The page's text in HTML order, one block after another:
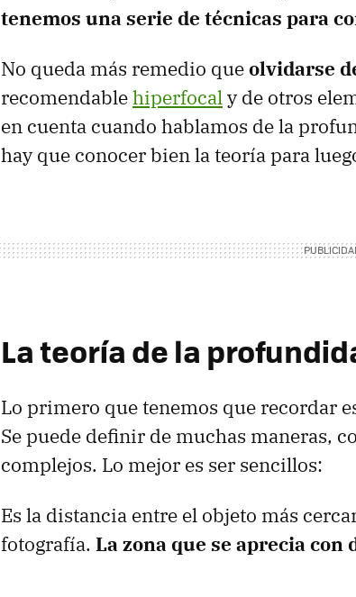
tenemos una serie de técnicas para
No queda más remedio queolvidarse
recomendablehiperfocaly de otros
en cuenta cuando hablamos de la
hay que conocer bien la teoría para
La teoría de la
Lo primero que tenemos que recordar
Se puede definir de muchas maneras,
complejos. Lo mejor es ser sencillos:
Es la distancia entre el objeto más
fotografía. La zona que se aprecia